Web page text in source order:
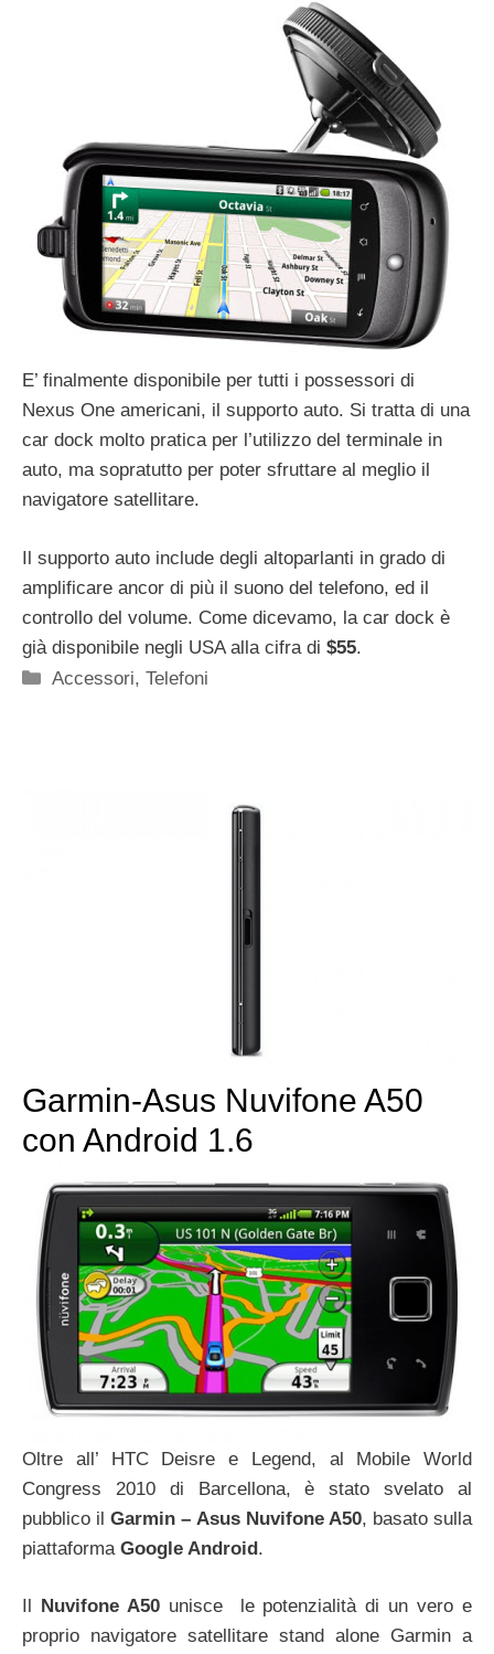
E’ finalmente disponibile per tutti i possessori di
Nexus One americani, il supporto auto. Si tratta di una
car dock molto pratica per l’utilizzo del terminale in
auto, ma sopratutto per poter sfruttare al meglio il
navigatore satellitare.
Il supporto auto include degli altoparlanti in grado di
amplificare ancor di più il suono del telefono, ed il
controllo del volume. Come dicevamo, la car dock è
già disponibile negli USA alla cifra di $55.
Categorie
Accessori,Telefoni
Garmin-Asus Nuvifone A50
con Android 1.6
Oltre all’ HTC Deisre e Legend, al Mobile World
Congress 2010 di Barcellona, è stato svelato al
pubblico ilGarmin – Asus Nuvifone A50, basato sulla
piattaforma Google Android.
Nuvifone A50unisce le potenzialità di un vero e
proprio navigatore satellitare stand alone Garmin a